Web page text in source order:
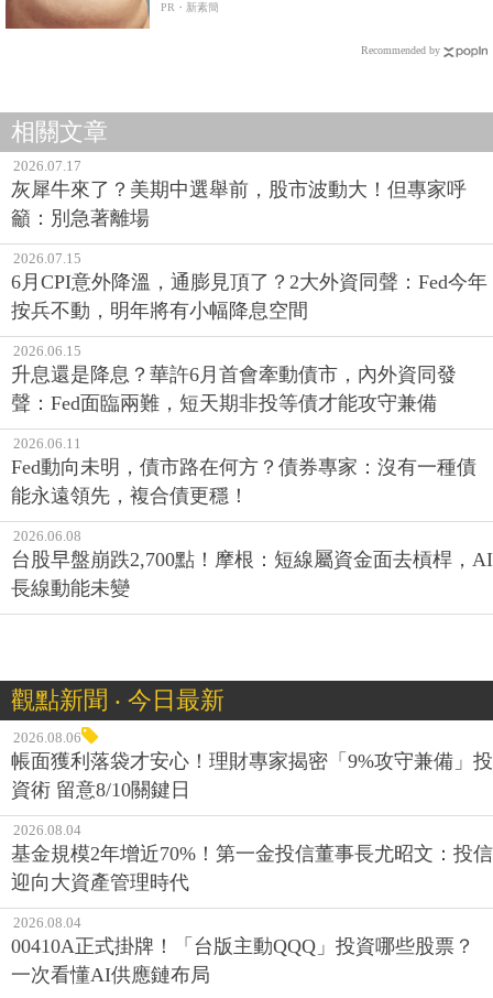
PR・新素簡
Recommended by
相關文章
2026.07.17
灰犀牛來了？美期中選舉前，股市波動大！但專家呼
籲：別急著離場
2026.07.15
6月CPI意外降溫，通膨見頂了？2大外資同聲：Fed今年
按兵不動，明年將有小幅降息空間
2026.06.15
升息還是降息？華許6月首會牽動債市，內外資同發
聲：Fed面臨兩難，短天期非投等債才能攻守兼備
2026.06.11
Fed動向未明，債市路在何方？債券專家：沒有一種債
能永遠領先，複合債更穩！
2026.06.08
台股早盤崩跌2,700點！摩根：短線屬資金面去槓桿，AI
長線動能未變
觀點新聞 ‧ 今日最新
2026.08.06
帳面獲利落袋才安心！理財專家揭密「9%攻守兼備」投
資術 留意8/10關鍵日
2026.08.04
基金規模2年增近70%！第一金投信董事長尤昭文：投信
迎向大資產管理時代
2026.08.04
00410A正式掛牌！「台版主動QQQ」投資哪些股票？
一次看懂AI供應鏈布局